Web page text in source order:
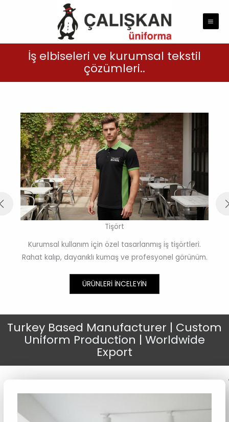
İş elbiseleri ve kurumsal tekstil
çözümleri..
Tişört
Kurumsal kullanım için özel tasarlanmış iş tişörtleri.
Rahat kalıp, dayanıklı kumaş ve profesyonel görünüm.
ÜRÜNLERI İNCELEYIN
Turkey Based Manufacturer | Custom
Uniform Production | Worldwide
Export